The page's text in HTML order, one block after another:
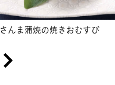
さんま蒲焼の焼きおむすび